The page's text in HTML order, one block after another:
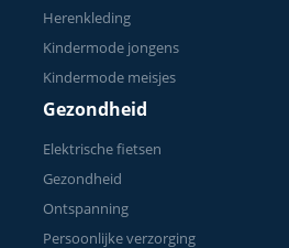
Herenkleding
Kindermode jongens
Kindermode meisjes
Gezondheid
Elektrische fietsen
Gezondheid
Ontspanning
Persoonlijke verzorging